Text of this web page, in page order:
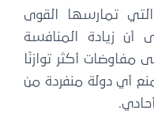
التي تمارسها القوى
أن زيادة المنافسة
مفاوضات أكثر توازنًا
أي دولة منفردة من